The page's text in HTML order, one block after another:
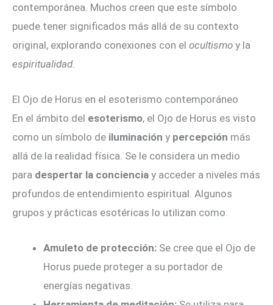
contemporánea. Muchos creen que este símbolo
puede tener significados más allá de su contexto
original, explorando conexiones con el ocultismo y la
espiritualidad.
El Ojo de Horus en el esoterismo contemporáneo
En el ámbito del esoterismo, el Ojo de Horus es visto
como un símbolo de iluminación y percepción más
allá de la realidad física. Se le considera un medio
para despertar la conciencia y acceder a niveles más
profundos de entendimiento espiritual. Algunos
grupos y prácticas esotéricas lo utilizan como:
Amuleto de protección: Se cree que el Ojo de
Horus puede proteger a su portador de
energías negativas.